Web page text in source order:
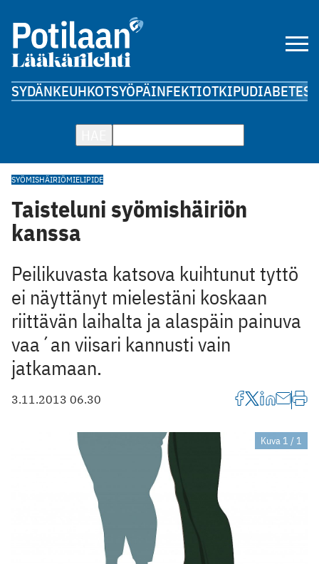
SYDÄNKEUHKOTSYÖPÄINFEKTIOTKIPUDIABETES
SYÖMISHÄIRIÖMIELIPIDE
Taisteluni syömishäiriön
kanssa
Peilikuvasta katsova kuihtunut tyttö
ei näyttänyt mielestäni koskaan
riittävän laihalta ja alaspäin painuva
vaa´an viisari kannusti vain
jatkamaan.
3.11.2013 06.30
Kuva 1 / 1